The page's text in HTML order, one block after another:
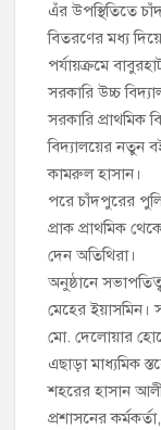
এঁর উপস্থিতিতে
বিতরণের মধ্য
পর্যায়ক্রমে
সরকারি উচ্চ
সরকারি প্রাথমিক
বিদ্যালয়ের নতুন
কামরুল হাসান।
পরে চাঁদপুরের
প্রাক প্রাথমিক
দেন অতিথিরা।
অনুষ্ঠানে
মেহের ইয়াসমিন।
মো. দেলোয়ার
এছাড়া মাধ্যমিক
শহরের হাসান
প্রশাসনের